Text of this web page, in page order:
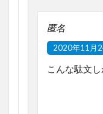
匿名
2020年11月
こんな駄文